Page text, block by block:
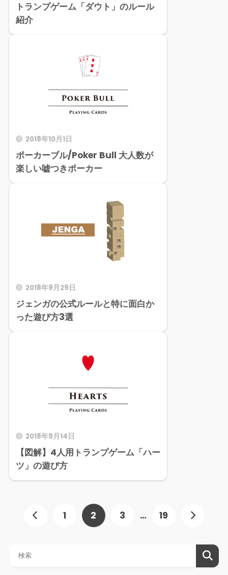
トランプゲーム「ダウト」のルール
紹介
2018年10月1日
ポーカーブル/Poker Bull 大人数が
楽しい嘘つきポーカー
2018年9月29日
ジェンガの公式ルールと特に面白か
った遊び方3選
2018年9月14日
【図解】4人用トランプゲーム「ハー
ツ」の遊び方
1 2 3 … 19